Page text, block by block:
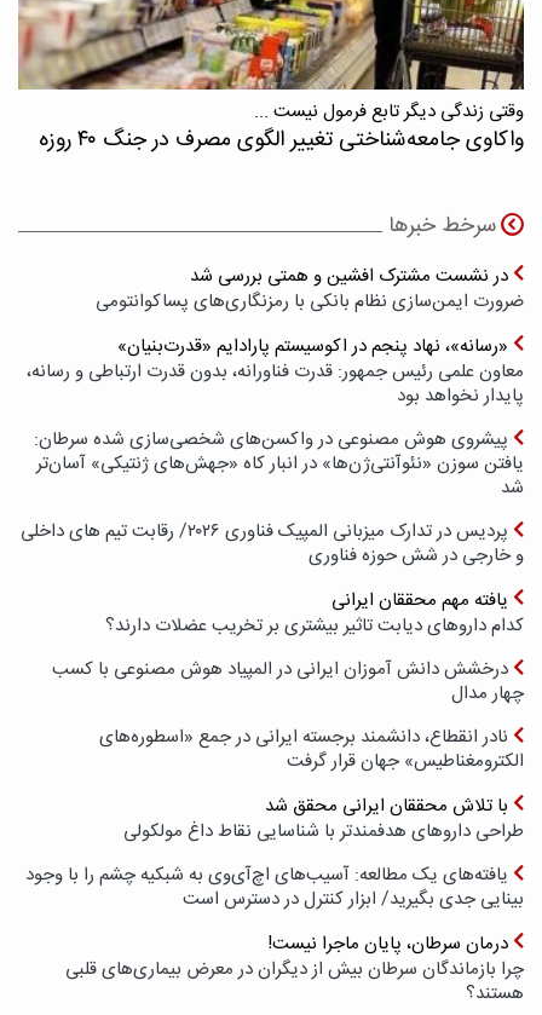
وقتی زندگی دیگر تابع فرمول نیست ...
واکاوی جامعه‌شناختی تغییر الگوی مصرف در جنگ ۴۰ روزه
سرخط خبرها
در نشست مشترک افشین و همتی بررسی شد
ضرورت ایمن‌سازی نظام بانکی با رمزنگاری‌های پسا‌کوانتومی
«رسانه»، نهاد پنجم در اکوسیستم پارادایم «قدرت‌بنیان»
معاون علمی رئیس جمهور: قدرت فناورانه، بدون قدرت ارتباطی و رسانه،
پایدار نخواهد بود
پیشروی هوش مصنوعی در واکسن‌های شخصی‌سازی شده سرطان:
یافتن سوزن «نئوآنتی‌ژن‌ها» در انبار کاه «جهش‌های ژنتیکی» آسان‌تر
شد
پردیس در تدارک میزبانی المپیک فناوری ۲۰۲۶/ رقابت تیم های داخلی
و خارجی در شش حوزه فناوری
یافته مهم محققان ایرانی
کدام داروهای دیابت تاثیر بیشتری بر تخریب عضلات دارند؟
درخشش دانش آموزان ایرانی در المپیاد هوش مصنوعی با کسب
چهار مدال
نادر انقطاع، دانشمند برجسته ایرانی در جمع «اسطوره‌های
الکترومغناطیس» جهان قرار گرفت
با تلاش محققان ایرانی محقق شد
طراحی داروهای هدفمندتر با شناسایی نقاط داغ مولکولی
یافته‌های یک مطالعه: آسیب‌های اچ‌آی‌وی به شبکیه چشم را با وجود
بینایی جدی بگیرید/ ابزار کنترل در دسترس است
درمان سرطان، پایان ماجرا نیست!
چرا بازماندگان سرطان بیش از دیگران در معرض بیماری‌های قلبی
هستند؟